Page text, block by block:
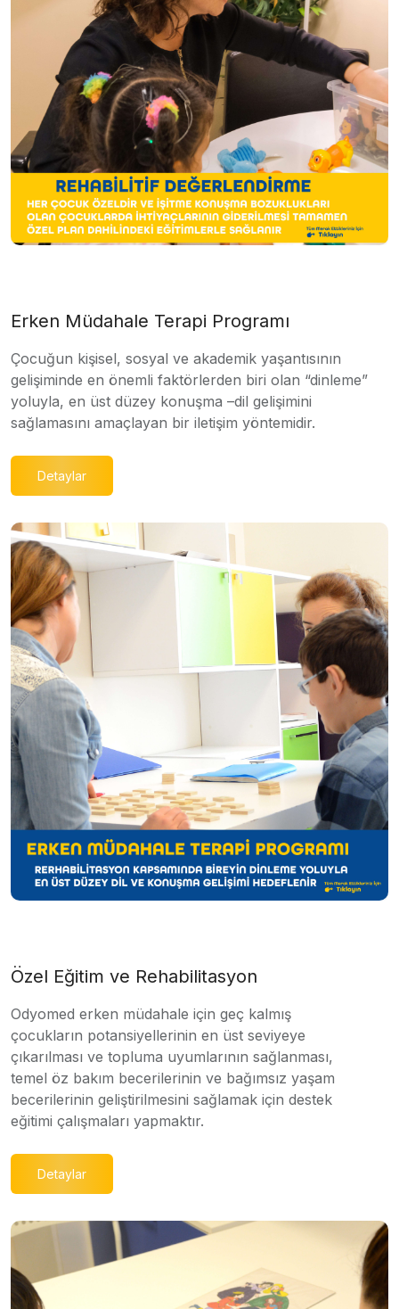
Erken Müdahale Terapi Programı
Çocuğun kişisel, sosyal ve akademik yaşantısının
gelişiminde en önemli faktörlerden biri olan “dinleme”
yoluyla, en üst düzey konuşma –dil gelişimini
sağlamasını amaçlayan bir iletişim yöntemidir.
Detaylar
Özel Eğitim ve Rehabilitasyon
Odyomed erken müdahale için geç kalmış
çocukların potansiyellerinin en üst seviyeye
çıkarılması ve topluma uyumlarının sağlanması,
temel öz bakım becerilerinin ve bağımsız yaşam
becerilerinin geliştirilmesini sağlamak için destek
eğitimi çalışmaları yapmaktır.
Detaylar